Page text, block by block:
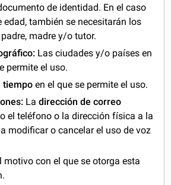
de identidad. En el caso
edad, también se necesitarán los
madre y/o tutor.
Las ciudades y/o países en
permite el uso.
tiempo en el que se permite el uso.
Ladirección de correo
o el teléfono o la dirección física a la
modificar o cancelar el uso de voz
motivo con el que se otorga esta